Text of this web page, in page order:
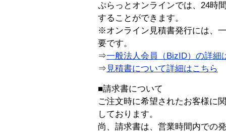
ぷらっとオンラインでは、24時
することができます。
※オンライン見積書発行には、
要です。
⇒一般法人会員（BizID）の詳細
⇒ 見積書について詳細はこちら
■請求書について
ご注文時に希望されたお客様に
しております。
尚、請求書は、営業時間内での